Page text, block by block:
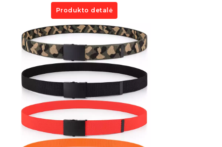
Produkto detalė